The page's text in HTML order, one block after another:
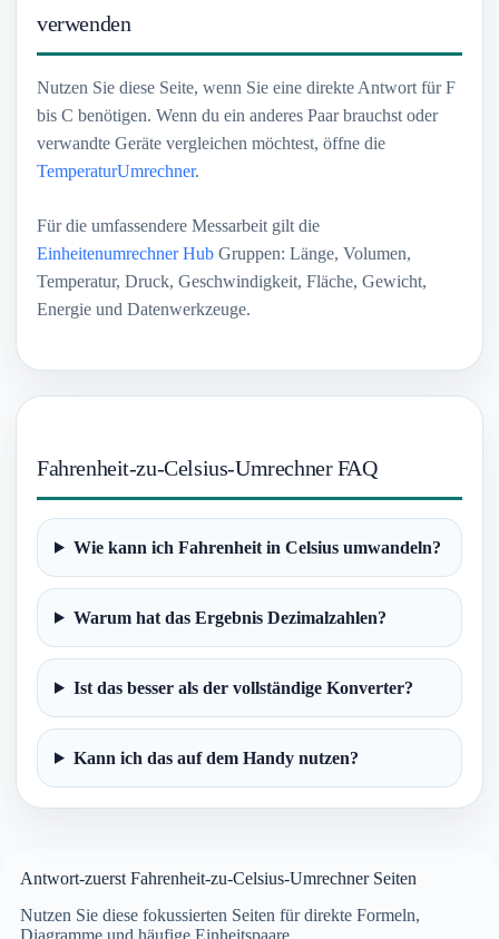
verwenden
Nutzen Sie diese Seite, wenn Sie eine direkte Antwort für F
bis C benötigen. Wenn du ein anderes Paar brauchst oder
verwandte Geräte vergleichen möchtest, öffne die
TemperaturUmrechner.
Für die umfassendere Messarbeit gilt die
Einheitenumrechner Hub Gruppen: Länge, Volumen,
Temperatur, Druck, Geschwindigkeit, Fläche, Gewicht,
Energie und Datenwerkzeuge.
Fahrenheit-zu-Celsius-Umrechner FAQ
Wie kann ich Fahrenheit in Celsius umwandeln?
Warum hat das Ergebnis Dezimalzahlen?
Ist das besser als der vollständige Konverter?
Kann ich das auf dem Handy nutzen?
Antwort-zuerst Fahrenheit-zu-Celsius-Umrechner Seiten
Nutzen Sie diese fokussierten Seiten für direkte Formeln,
Diagramme und häufige Einheitspaare.